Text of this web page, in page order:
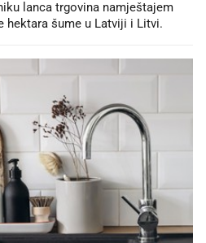
lanca trgovina namještajem
hektara šume u Latviji i Litvi.